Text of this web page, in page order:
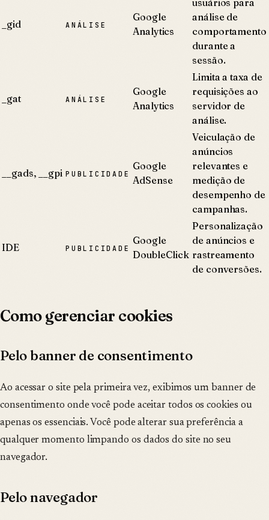
_gid ANÁLISE
Google
Analytics
análise de
comportamento
durante a
sessão.
_gat ANÁLISE
Google
Analytics
Limita a taxa de
requisições ao
servidor de
análise.
__gads, __gpi PUBLICIDADE
Google
AdSense
Veiculação de
anúncios
relevantes e
medição de
desempenho de
campanhas.
IDE PUBLICIDADE
Google
DoubleClick
Personalização
de anúncios e
rastreamento
de conversões.
Como gerenciar cookies
Pelo banner de consentimento
Ao acessar o site pela primeira vez, exibimos um banner de
consentimento onde você pode aceitar todos os cookies ou
apenas os essenciais. Você pode alterar sua preferência a
qualquer momento limpando os dados do site no seu
navegador.
Pelo navegador